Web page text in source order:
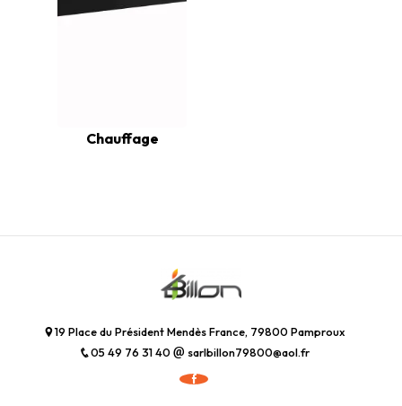
Chauffage
19 Place du Président Mendès France, 79800 Pamproux
05 49 76 31 40
sarlbillon79800@aol.fr